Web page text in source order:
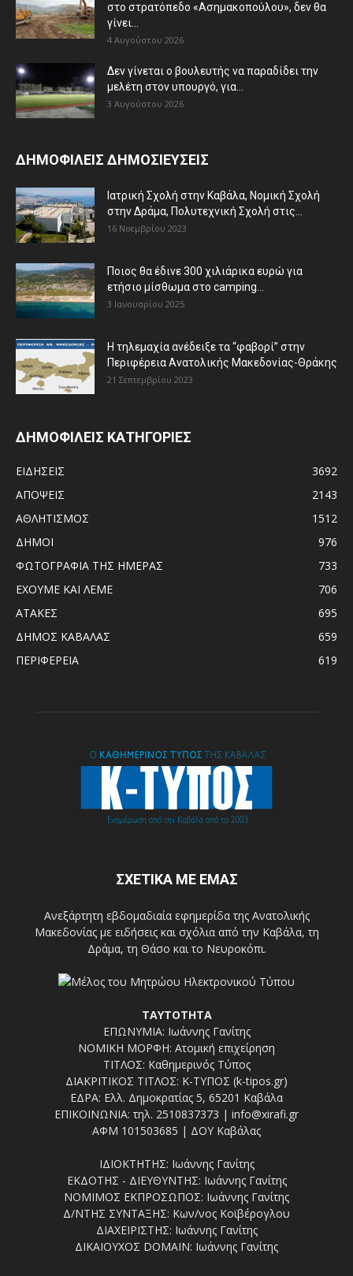
στο στρατόπεδο «Ασημακοπούλου», δεν θα
γίνει...
4 Αυγούστου 2026
Δεν γίνεται ο βουλευτής να παραδίδει την
μελέτη στον υπουργό, για...
3 Αυγούστου 2026
ΔΗΜΟΦΙΛΕΙΣ ΔΗΜΟΣΙΕΥΣΕΙΣ
Ιατρική Σχολή στην Καβάλα, Νομική Σχολή
στην Δράμα, Πολυτεχνική Σχολή στις...
16 Νοεμβρίου 2023
Ποιος θα έδινε 300 χιλιάρικα ευρώ για
ετήσιο μίσθωμα στο camping...
3 Ιανουαρίου 2025
Η τηλεμαχία ανέδειξε τα “φαβορί” στην
Περιφέρεια Ανατολικής Μακεδονίας-Θράκης
21 Σεπτεμβρίου 2023
ΔΗΜΟΦΙΛΕΙΣ ΚΑΤΗΓΟΡΙΕΣ
ΕΙΔΗΣΕΙΣ
3692
ΑΠΟΨΕΙΣ
2143
ΑΘΛΗΤΙΣΜΟΣ
1512
ΔΗΜΟΙ
976
ΦΩΤΟΓΡΑΦΙΑ ΤΗΣ ΗΜΕΡΑΣ
733
ΕΧΟΥΜΕ ΚΑΙ ΛΕΜΕ
706
ΑΤΑΚΕΣ
695
ΔΗΜΟΣ ΚΑΒΑΛΑΣ
659
ΠΕΡΙΦΕΡΕΙΑ
619
ΣΧΕΤΙΚΑ ΜΕ ΕΜΑΣ
Ανεξάρτητη εβδομαδιαία εφημερίδα της Ανατολικής
Μακεδονίας με ειδήσεις και σχόλια από την Καβάλα, τη
Δράμα, τη Θάσο και το Νευροκόπι.
ΤΑΥΤΟΤΗΤΑ
ΕΠΩΝΥΜΙΑ: Ιωάννης Γανίτης
ΝΟΜΙΚΗ ΜΟΡΦΗ: Ατομική επιχείρηση
ΤΙΤΛΟΣ: Καθημερινός Τύπος
ΔΙΑΚΡΙΤΙΚΟΣ ΤΙΤΛΟΣ: Κ-ΤΥΠΟΣ (k-tipos.gr)
ΕΔΡΑ: Ελλ. Δημοκρατίας 5, 65201 Καβάλα
ΕΠΙΚΟΙΝΩΝΙΑ: τηλ. 2510837373 | info@xirafi.gr
ΑΦΜ 101503685 | ΔΟΥ Καβάλας
ΙΔΙΟΚΤΗΤΗΣ: Ιωάννης Γανίτης
ΕΚΔΟΤΗΣ - ΔΙΕΥΘΥΝΤΗΣ: Ιωάννης Γανίτης
ΝΟΜΙΜΟΣ ΕΚΠΡΟΣΩΠΟΣ: Ιωάννης Γανίτης
Δ/ΝΤΗΣ ΣΥΝΤΑΞΗΣ: Κων/νος Κοϊβέρογλου
ΔΙΑΧΕΙΡΙΣΤΗΣ: Ιωάννης Γανίτης
ΔΙΚΑΙΟΥΧΟΣ DOMAIN: Ιωάννης Γανίτης